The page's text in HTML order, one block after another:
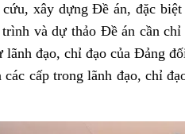
xây dựng Đề án, đặc
và dự thảo Đề án cần
lãnh đạo, chỉ đạo của Đảng
các cấp trong lãnh đạo, chỉ